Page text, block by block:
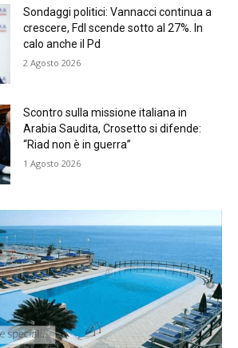
Sondaggi politici: Vannacci continua a
crescere, FdI scende sotto al 27%. In
calo anche il Pd
2 Agosto 2026
Scontro sulla missione italiana in
Arabia Saudita, Crosetto si difende:
“Riad non è in guerra”
1 Agosto 2026